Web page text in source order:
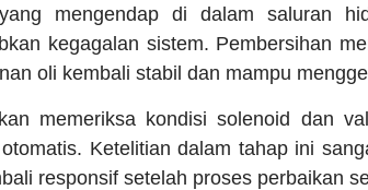
mengendap di dalam saluran
kegagalan sistem. Pembersihan
oli kembali stabil dan mampu
memeriksa kondisi solenoid dan
Ketelitian dalam tahap ini
responsif setelah proses perbaikan